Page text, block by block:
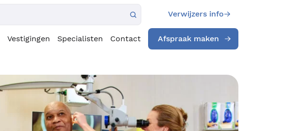
Verwijzers info
Vestigingen Specialisten Contact Afspraak maken